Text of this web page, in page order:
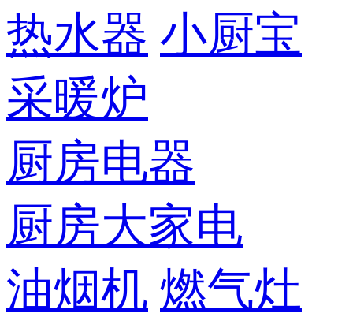
热水器 小厨宝
采暖炉
厨房电器
厨房大家电
油烟机 燃气灶